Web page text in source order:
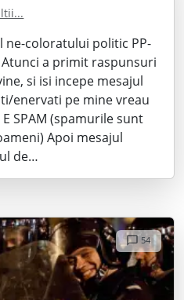
ne-coloratului politic PP-
a primit raspunsuri
si isi incepe mesajul
enervati pe mine vreau
SPAM (spamurile sunt
Apoi mesajul
de…
54